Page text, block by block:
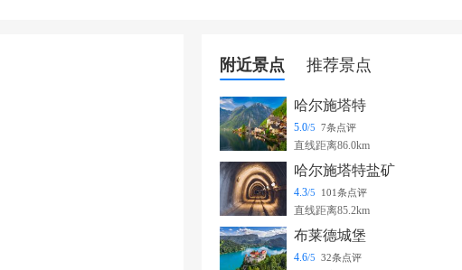
附近景点 推荐景点
哈尔施塔特
5.0/5 7条点评
直线距离86.0km
哈尔施塔特盐矿
4.3/5 101条点评
直线距离85.2km
布莱德城堡
4.6/5 32条点评